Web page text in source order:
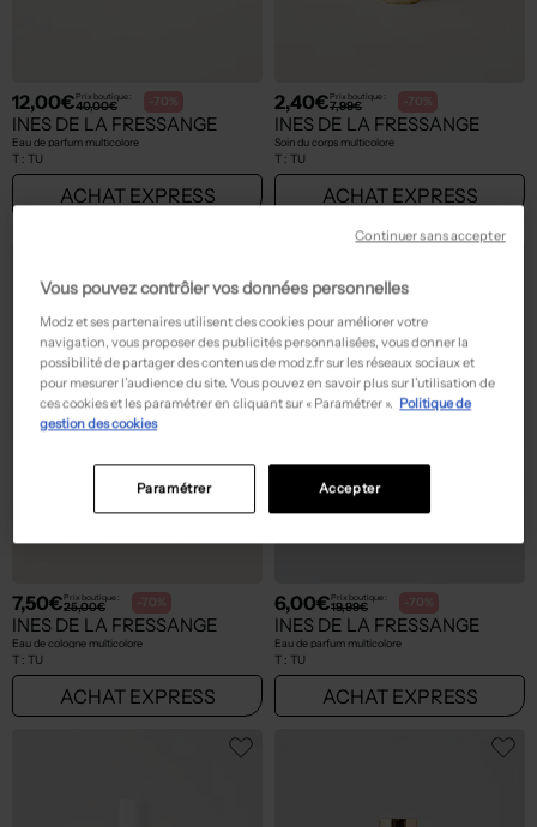
12,00€Prix boutique :
40,00€ -70%
INES DE LA FRESSANGE
Eau de parfum multicolore
T : TU
ACHAT EXPRESS
2,40€Prix boutique :
7,99€ -70%
INES DE LA FRESSANGE
Soin du corps multicolore
T : TU
ACHAT EXPRESS
7,50€Prix boutique :
25,00€ -70%
INES DE LA FRESSANGE
Eau de cologne multicolore
T : TU
ACHAT EXPRESS
6,00€Prix boutique :
19,99€ -70%
INES DE LA FRESSANGE
Eau de parfum multicolore
T : TU
ACHAT EXPRESS
Vous pouvez contrôler vos données personnelles
Modz et ses partenaires utilisent des cookies pour améliorer votre
navigation, vous proposer des publicités personnalisées, vous donner la
possibilité de partager des contenus de modz.fr sur les réseaux sociaux et
pour mesurer l’audience du site. Vous pouvez en savoir plus sur l’utilisation de
ces cookies et les paramétrer en cliquant sur « Paramétrer ». Politique de
gestion des cookies
Accepter
Paramétrer
Continuer sans accepter